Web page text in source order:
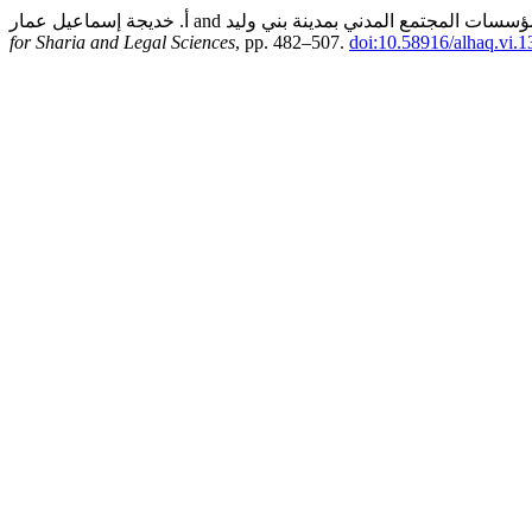
for Sharia and Legal Sciences, pp. 482–507. doi:10.58916/